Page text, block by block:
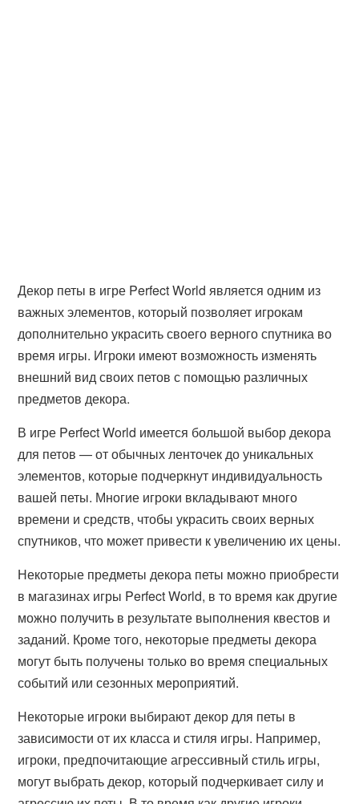
Декор петы в игре Perfect World является одним из
важных элементов, который позволяет игрокам
дополнительно украсить своего верного спутника во
время игры. Игроки имеют возможность изменять
внешний вид своих петов с помощью различных
предметов декора.
В игре Perfect World имеется большой выбор декора
для петов — от обычных ленточек до уникальных
элементов, которые подчеркнут индивидуальность
вашей петы. Многие игроки вкладывают много
времени и средств, чтобы украсить своих верных
спутников, что может привести к увеличению их цены.
Некоторые предметы декора петы можно приобрести
в магазинах игры Perfect World, в то время как другие
можно получить в результате выполнения квестов и
заданий. Кроме того, некоторые предметы декора
могут быть получены только во время специальных
событий или сезонных мероприятий.
Некоторые игроки выбирают декор для петы в
зависимости от их класса и стиля игры. Например,
игроки, предпочитающие агрессивный стиль игры,
могут выбрать декор, который подчеркивает силу и